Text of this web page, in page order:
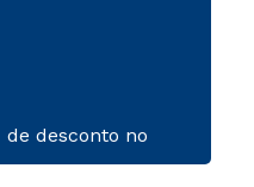
de desconto no